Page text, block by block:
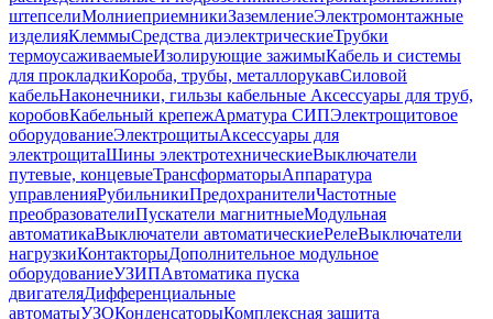
штепселиМолниеприемникиЗаземлениеЭлектромонтажные
изделияКлеммыСредства диэлектрическиеТрубки
термоусаживаемыеИзолирующие зажимыКабель и системы
для прокладкиКороба, трубы, металлорукавСиловой
кабельНаконечники, гильзы кабельные Аксессуары для труб,
коробовКабельный крепежАрматура СИПЭлектрощитовое
оборудованиеЭлектрощитыАксессуары для
электрощитаШины электротехническиеВыключатели
путевые, концевыеТрансформаторыАппаратура
управленияРубильникиПредохранителиЧастотные
преобразователиПускатели магнитныеМодульная
автоматикаВыключатели автоматическиеРелеВыключатели
нагрузкиКонтакторыДополнительное модульное
оборудованиеУЗИПАвтоматика пуска
двигателяДифференциальные
автоматыУЗОКонденсаторыКомплексная защита